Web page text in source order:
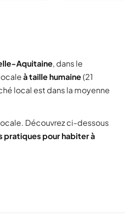
Aquitaine, dans le
à taille humaine(21
local est dans la moyenne
Découvrez ci-dessous
pratiques pour habiter à